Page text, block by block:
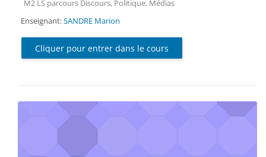
Catégorie de cours
M2 LS parcours Discours, Politique, Médias
Enseignant:SANDRE Marion
Cliquer pour entrer dans le cours